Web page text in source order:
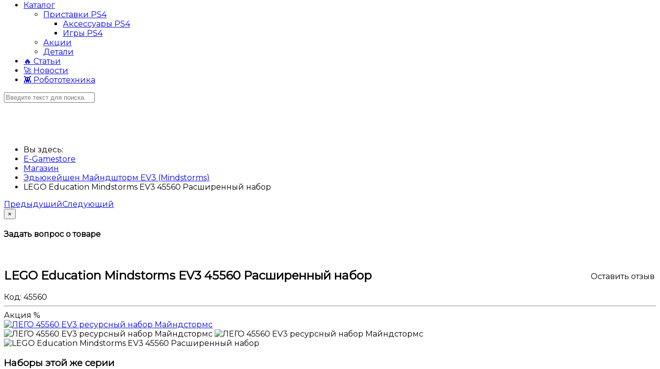
Каталог
Приставки PS4
Аксессуары PS4
Игры PS4
Акции
Детали
🔥 Статьи
🚀 Новости
👾 Робототехника
Вы здесь:
E-Gamestore
Магазин
Эдьюкейшен Майндшторм EV3 (Mindstorms)
LEGO Education Mindstorms EV3 45560 Расширенный набор
ПредыдущийСледующий
×
Задать вопрос о товаре
Оставить отзыв
LEGO Education Mindstorms EV3 45560 Расширенный набор
Код: 45560
Акция %
Наборы этой же серии